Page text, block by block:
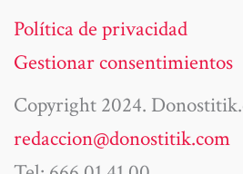
Política de privacidad
Gestionar consentimientos
Copyright 2024.
redaccion@donostitik.com